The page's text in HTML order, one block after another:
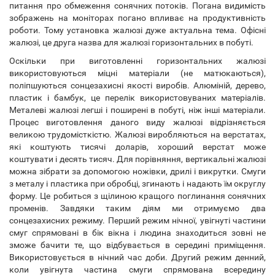
питання про обмеження сонячних потоків. Погана видимість
зображень на моніторах погано впливає на продуктивність
роботи. Тому установка жалюзі дуже актуальна тема. Офісні
жалюзі, це друга назва для жалюзі горизонтальних в побуті.
Оскільки при виготовленні горизонтальних жалюзі
використовуються міцні матеріали (не матюкаються),
поліпшуються сонцезахисні якості виробів. Алюміній, дерево,
пластик і бамбук, це перелік використовуваних матеріалів.
Металеві жалюзі легші і поширені в побуті, ніж інші матеріали.
Процес виготовлення даного виду жалюзі відрізняється
великою трудомісткістю. Жалюзі виробляються на верстатах,
які коштують тисячі доларів, хороший верстат може
коштувати і десять тисяч. Для порівняння, вертикальні жалюзі
можна зібрати за допомогою ножівки, дрилі і викрутки. Смуги
з металу і пластика при обробці, згинають і надають їм округлу
форму. Це робиться з щілиною кращого поглинання сонячних
променів. Завдяки таким діям ми отримуємо два
сонцезахисних режиму. Перший режим нічної, увігнуті частини
смуг спрямовані в бік вікна і людина знаходиться зовні не
зможе бачити те, що відбувається в середині приміщення.
Використовується в нічний час доби. Другий режим денний,
коли увігнута частина смуги спрямована всередину